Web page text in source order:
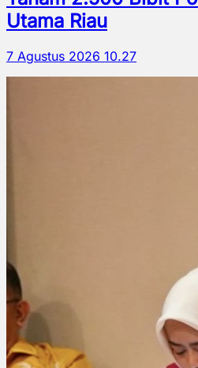
Utama Riau
7 Agustus 2026 10.27